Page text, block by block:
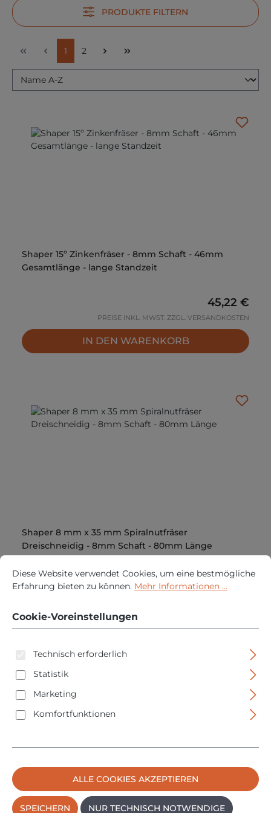
PRODUKTE FILTERN
Seite
1 Seite
2
Shaper 15º Zinkenfräser - 8mm Schaft - 46mm
Gesamtlänge - lange Standzeit
Regulärer
45,22 €
PREISE INKL. MWST. ZZGL. VERSANDKOSTEN
IN DEN WARENKORB
Shaper 8 mm x 35 mm Spiralnutfräser
Dreischneidig - 8mm Schaft - 80mm Länge
Regulärer
113,05 €
IN DEN WARENKORB
Shaper 8mm 60° Gravierfräser - V Nutfräser -
Cookie-Voreinstellungen
Diese Website verwendet Cookies, um eine bestmögliche
Diese Website verwendet Cookies, um eine bestmögliche
Erfahrung bieten zu können. Mehr Informationen ...
Cookie-Voreinstellungen
Technisch erforderlich
Statistik
Marketing
Komfortfunktionen
ALLE COOKIES AKZEPTIEREN
SPEICHERN NUR TECHNISCH NOTWENDIGE